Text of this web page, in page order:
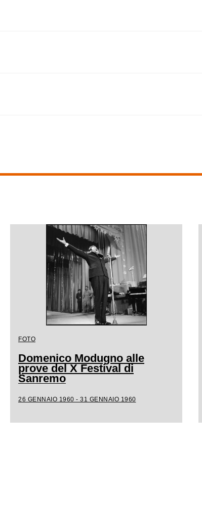
FOTO
Domenico Modugno alle
prove del X Festival di
Sanremo
26 GENNAIO 1960 - 31 GENNAIO 1960